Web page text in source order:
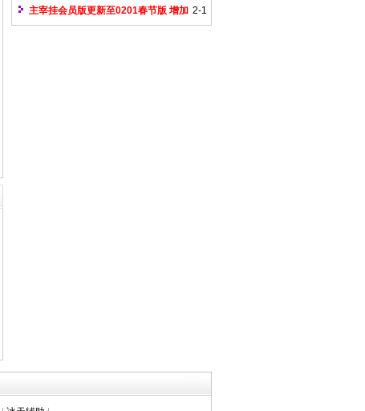
拳头登录器移动刺杀失效问题
2-1
主宰挂会员版更新至0201春节版 增加